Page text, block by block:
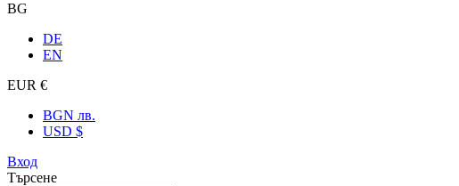
BG
DE
EN
EUR €
BGN лв.
USD $
Вход
Търсене